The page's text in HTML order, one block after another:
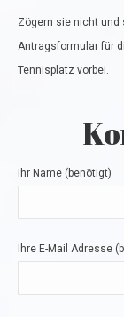
Zögern sie nicht und
Antragsformular für
Tennisplatz vorbei.
Ihr Name (benötigt)
Ihre E-Mail Adresse